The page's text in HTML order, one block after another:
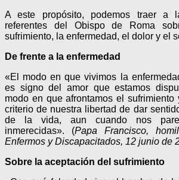
A este propósito, podemos traer a
referentes del Obispo de Roma
sufrimiento, la enfermedad, el dolor y el
De frente a la enfermedad
«El modo en que vivimos la
es signo del amor que estamos
modo en que afrontamos el sufrimiento
criterio de nuestra libertad de dar
de la vida, aun cuando nos
inmerecidas». (Papa Francisco,
Enfermos y Discapacitados, 12 junio de
Sobre la aceptación del sufrimiento